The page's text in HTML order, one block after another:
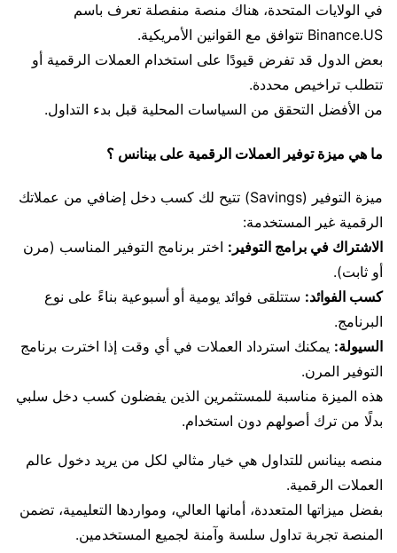
في الولايات المتحدة، هناك منصة منفصلة تعرف باسم
Binance.US تتوافق مع القوانين الأمريكية.
بعض الدول قد تفرض قيودًا على استخدام العملات الرقمية أو
تتطلب تراخيص محددة.
من الأفضل التحقق من السياسات المحلية قبل بدء التداول.
ما هي ميزة توفير العملات الرقمية على بينانس ؟
ميزة التوفير (Savings) تتيح لك كسب دخل إضافي من عملاتك
الرقمية غير المستخدمة:
الاشتراك في برامج التوفير: اختر برنامج التوفير المناسب (مرن
أو ثابت).
كسب الفوائد: ستتلقى فوائد يومية أو أسبوعية بناءً على نوع
البرنامج.
السيولة: يمكنك استرداد العملات في أي وقت إذا اخترت برنامج
التوفير المرن.
هذه الميزة مناسبة للمستثمرين الذين يفضلون كسب دخل سلبي
بدلًا من ترك أصولهم دون استخدام.
منصه بينانس للتداول هي خيار مثالي لكل من يريد دخول عالم
العملات الرقمية.
بفضل ميزاتها المتعددة، أمانها العالي، ومواردها التعليمية، تضمن
المنصة تجربة تداول سلسة وآمنة لجميع المستخدمين.